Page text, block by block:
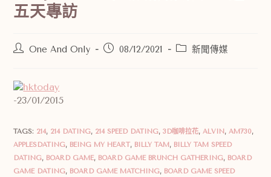
五天專訪
One And Only 08/12/2021 新聞傳媒
-23/01/2015
TAGS: 214, 214 DATING, 214 SPEED DATING, 3D咖啡拉花, ALVIN, AM730,
APPLESDATING, BEING MY HEART, BILLY TAM, BILLY TAM SPEED
DATING, BOARD GAME, BOARD GAME BRUNCH GATHERING, BOARD
GAME DATING, BOARD GAME MATCHING, BOARD GAME SPEED